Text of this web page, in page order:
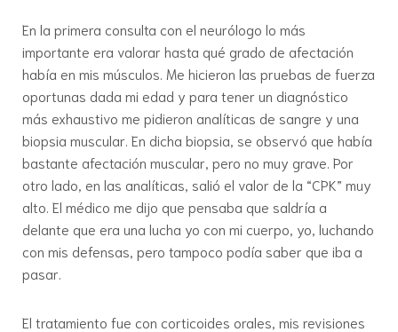
En la primera consulta con el neurólogo lo más
importante era valorar hasta qué grado de afectación
había en mis músculos. Me hicieron las pruebas de fuerza
oportunas dada mi edad y para tener un diagnóstico
más exhaustivo me pidieron analíticas de sangre y una
biopsia muscular. En dicha biopsia, se observó que había
bastante afectación muscular, pero no muy grave. Por
otro lado, en las analíticas, salió el valor de la “CPK” muy
alto. El médico me dijo que pensaba que saldría a
delante que era una lucha yo con mi cuerpo, yo, luchando
con mis defensas, pero tampoco podía saber que iba a
pasar.
El tratamiento fue con corticoides orales, mis revisiones